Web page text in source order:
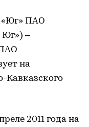
«Юг» ПАО
Юг») –
на
Кавказского
2011 года на